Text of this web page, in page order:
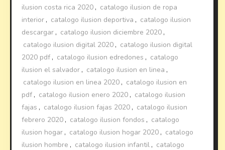
ilusion costa rica 2020 , catalogo ilusion de ropa
interior , catalogo ilusion deportiva , catalogo ilusion
descargar , catalogo ilusion diciembre 2020 ,
catalogo ilusion digital 2020 , catalogo ilusion digital
2020 pdf , catalogo ilusion edredones , catalogo
ilusion el salvador , catalogo ilusion en linea ,
catalogo ilusion en linea 2020 , catalogo ilusion en
pdf , catalogo ilusion enero 2020 , catalogo ilusion
fajas , catalogo ilusion fajas 2020 , catalogo ilusion
febrero 2020 , catalogo ilusion fondos , catalogo
ilusion hogar , catalogo ilusion hogar 2020 , catalogo
ilusion hombre , catalogo ilusion infantil , catalogo